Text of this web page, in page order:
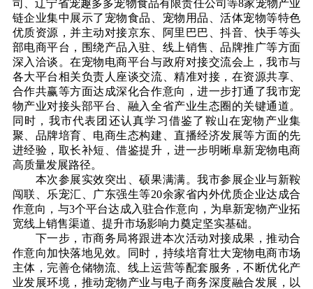
司、辽宁省宠趣多多宠物食品有限责任公司等8家宠物产业
链企业集中展示了宠物食品、宠物用品、活体宠物等特色
优质资源，并主动对接京东、阿里巴巴、抖音、快手等头
部电商平台，围绕产品入驻、线上销售、品牌推广等方面
深入洽谈。在宠物电商平台与政府对接交流会上，我市与
各大平台相关负责人座谈交流、精准对接，在资源共享、
合作共赢等方面达成深化合作意向，进一步打通了我市宠
物产业对接头部平台、融入全省产业生态圈的关键通道。
同时，我市代表团还认真学习借鉴了鞍山在宠物产业集
聚、品牌培育、电商生态构建、直播经济发展等方面的先
进经验，取长补短、借鉴提升，进一步明晰阜新宠物电商
高质量发展路径。
本次参展实效突出、硕果满满。我市参展企业与新鞍
闯联、乐宠汇、广东强生等20余家省内外优质企业达成合
作意向，与3个平台达成入驻合作意向，为阜新宠物产业拓
宽线上销售渠道、提升市场影响力奠定坚实基础。
下一步，市商务局将跟进本次活动对接成果，推动合
作意向加快落地见效。同时，持续培育壮大宠物电商市场
主体，完善仓储物流、线上运营等配套服务，不断优化产
业发展环境，推动宠物产业与电子商务深度融合发展，以